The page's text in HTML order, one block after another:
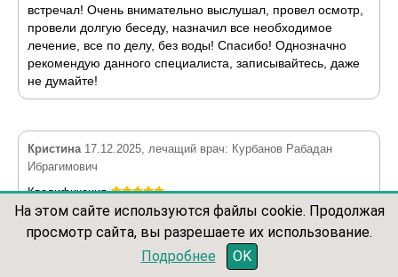
встречал! Очень внимательно выслушал, провел осмотр,
провели долгую беседу, назначил все необходимое
лечение, все по делу, без воды! Спасибо! Однозначно
рекомендую данного специалиста, записывайтесь, даже
не думайте!
Кристина17.12.2025, лечащий врач: Курбанов Рабадан
Ибрагимович
Квалификация
Внимание
Цена-качество
Делала операцию у Рабадана, всё очень понравилось.
записаться по телефону
На этом сайте используются файлы cookie. Продолжая
просмотр сайта, вы разрешаете их использование.
Подробнее
OK